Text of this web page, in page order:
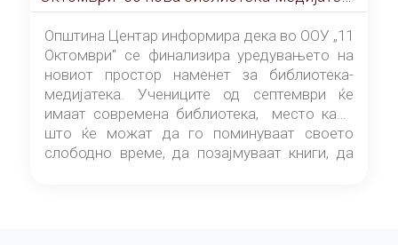
од септември
Општина Центар информира дека во ООУ „11
Октомври" се финализира уредувањето на
новиот простор наменет за библиотека-
медијатека. Учениците од септември ќе
имаат современа библиотека, место каде
што ќе можат да го поминуваат своето
слободно време, да позајмуваат книги, да